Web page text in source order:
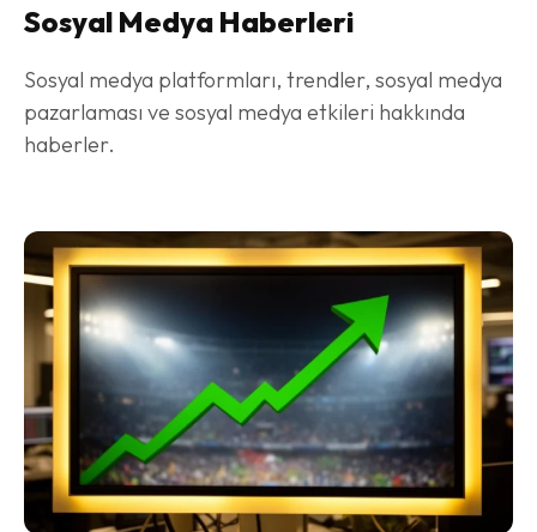
Sosyal Medya Haberleri
Sosyal medya platformları, trendler, sosyal medya
pazarlaması ve sosyal medya etkileri hakkında
haberler.